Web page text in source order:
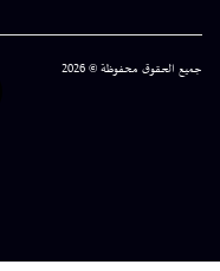
جميع الحقوق محفوظة © 2026